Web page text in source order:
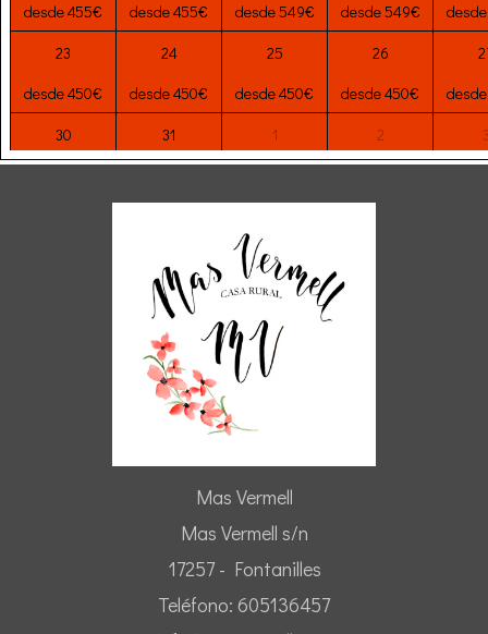
desde 455€
desde 455€ desde 549€ desde 549€
23
24 25 26
desde 450€
desde 450€ desde 450€ desde 450€
30
31 1 2
Mas Vermell
Mas Vermell s/n
17257 - Fontanilles
Teléfono: 605136457